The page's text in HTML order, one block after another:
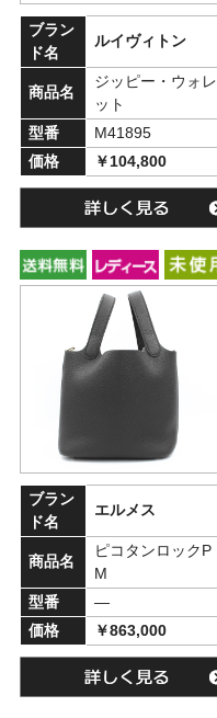
ブラン
ド名
ルイヴィトン
商品名
ジッピー・ウォレ
ット
型番
M41895
価格
￥104,800
ブラン
ド名
エルメス
商品名
ピコタンロックP
M
型番
―
価格
￥863,000